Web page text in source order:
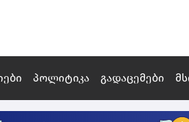
პოლიტიკა გადაცემები